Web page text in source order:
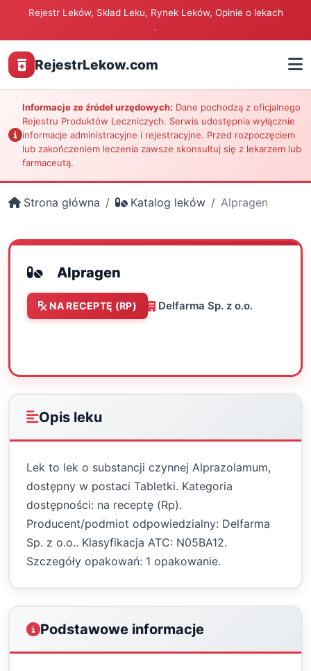
Rejestr Leków, Skład Leku, Rynek Leków, Opinie o lekach
.
RejestrLekow.com
Informacje ze źródeł urzędowych: Dane pochodzą z oficjalnego
Rejestru Produktów Leczniczych. Serwis udostępnia wyłącznie
informacje administracyjne i rejestracyjne. Przed rozpoczęciem
lub zakończeniem leczenia zawsze skonsultuj się z lekarzem lub
farmaceutą.
Strona główna Katalog leków Alpragen
Alpragen
NA RECEPTĘ (RP) Delfarma Sp. z o.o.
Opis leku
Lek to lek o substancji czynnej Alprazolamum,
dostępny w postaci Tabletki. Kategoria
dostępności: na receptę (Rp).
Producent/podmiot odpowiedzialny: Delfarma
Sp. z o.o.. Klasyfikacja ATC: N05BA12.
Szczegóły opakowań: 1 opakowanie.
Podstawowe informacje